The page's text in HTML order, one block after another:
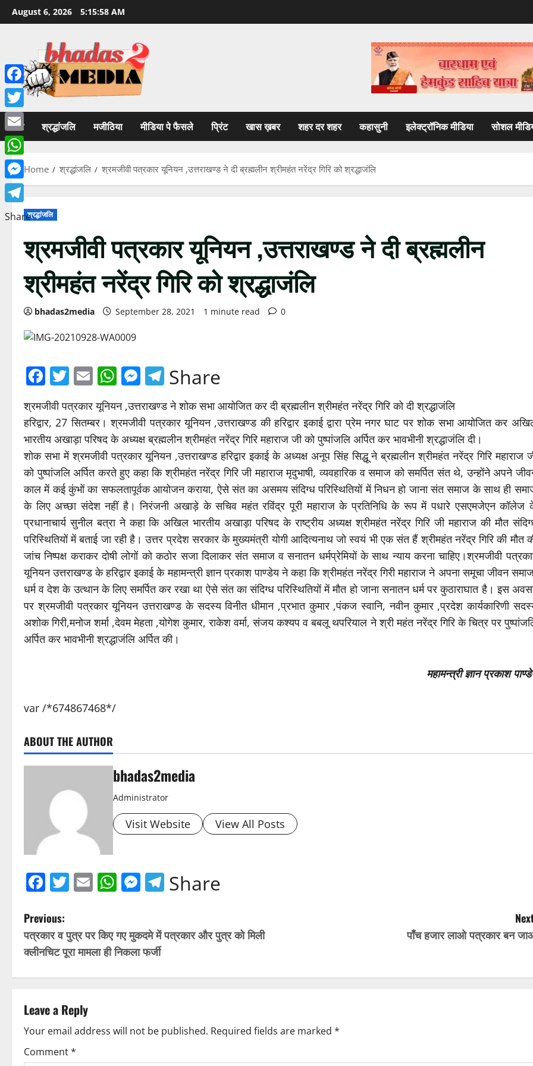
Skip
to
August 6, 2026 5:15:59 AM
होम श्रद्धांजलि मजीठिया मीडिया पे फैसले प्रिंट खास ख़बर शहर दर शहर कहासुनी इलेक्ट्रॉनिक मीडिया सोशल
Home श्रद्धांजलि श्रमजीवी पत्रकार यूनियन ,उत्तराखण्ड ने दी ब्रह्मलीन श्रीमहंत नरेंद्र गिरि को श्रद्धाजंलि
श्रद्धांजलि
श्रमजीवी पत्रकार यूनियन ,उत्तराखण्ड ने दी ब्रह्मलीन
श्रीमहंत नरेंद्र गिरि को श्रद्धाजंलि
bhadas2media September 28, 2021 1 minute read 0
Facebook
Twitter
EmailWhatsApp
Messenger
Telegram
Share
श्रमजीवी पत्रकार यूनियन ,उत्तराखण्ड ने शोक सभा आयोजित कर दी ब्रह्मलीन श्रीमहंत नरेंद्र गिरि को दी श्रद्धाजंलि
हरिद्वार, 27 सितम्बर। श्रमजीवी पत्रकार यूनियन ,उत्तराखण्ड की हरिद्वार इकाई द्वारा प्रेम नगर घाट पर शोक सभा आयोजित कर
भारतीय अखाड़ा परिषद के अध्यक्ष ब्रह्मलीन श्रीमहंत नरेंद्र गिरि महाराज जी को पुष्पांजलि अर्पित कर भावभीनी श्रद्धाजंलि दी।
शोक सभा में श्रमजीवी पत्रकार यूनियन ,उत्तराखण्ड हरिद्वार इकाई के अध्यक्ष अनूप सिंह सिद्धू ने ब्रह्मलीन श्रीमहंत नरेंद्र गिरि महाराज
को पुष्पांजलि अर्पित करते हुए कहा कि श्रीमहंत नरेंद्र गिरि जी महाराज मृदुभाषी, व्यवहारिक व समाज को समर्पित संत थे, उन्होंने अपने
काल में कई कुंभों का सफलतापूर्वक आयोजन कराया, ऐसे संत का असमय संदिग्ध परिस्थितियों में निधन हो जाना संत समाज के साथ ही
के लिए अच्छा संदेश नहीं है। निरंजनी अखाड़े के सचिव महंत रविंद्र पूरी महाराज के प्रतिनिधि के रूप में पधारे एसएमजेएन कॉलेज
प्रधानाचार्य सुनील बत्रा ने कहा कि अखिल भारतीय अखाड़ा परिषद के राष्ट्रीय अध्यक्ष श्रीमहंत नरेंद्र गिरि जी महाराज की मौत
परिस्थितियों में बताई जा रही है। उत्तर प्रदेश सरकार के मुख्यमंत्री योगी आदित्यनाथ जो स्वयं भी एक संत हैं श्रीमहंत नरेंद्र गिरि की मौत
जांच निष्पक्ष कराकर दोषी लोगों को कठोर सजा दिलाकर संत समाज व सनातन धर्मप्रेमियों के साथ न्याय करना चाहिए।श्रमजीवी
यूनियन उत्तराखण्ड के हरिद्वार इकाई के महामन्त्री ज्ञान प्रकाश पाण्डेय ने कहा कि श्रीमहंत नरेंद्र गिरी महाराज ने अपना समूचा जीवन
धर्म व देश के उत्थान के लिए समर्पित कर रखा था ऐसे संत का संदिग्ध परिस्थितियों में मौत हो जाना सनातन धर्म पर कुठाराघात है। इस
पर श्रमजीवी पत्रकार यूनियन उत्तराखण्ड के सदस्य विनीत धीमान ,प्रभात कुमार ,पंकज स्वानि, नवीन कुमार ,प्रदेश कार्यकारिणी
अशोक गिरी,मनोज शर्मा ,देवम मेहता ,योगेश कुमार, राकेश वर्मा, संजय कश्यप व बबलू थपरियाल ने श्री महंत नरेंद्र गिरि के चित्र पर
अर्पित कर भावभीनी श्रद्धाजंलि अर्पित की।
महामन्त्री ज्ञान प्रकाश
var /*674867468*/
ABOUT THE AUTHOR
bhadas2media
Administrator
Visit Website View All Posts
Facebook
Twitter
EmailWhatsApp
Messenger
Telegram
Share
P
o
s
n
a
Previous:
पत्रकार व पुत्र पर किए गए मुकदमे में पत्रकार और पुत्र को मिली
क्लीनचिट पूरा मामला ही निकला फर्जी
पाँच हजार लाओ पत्रकार बन
Leave a Reply
Your email address will not be published. Required fields are marked *
Comment*
Facebook
Twitter
Email
WhatsApp
Messenger
Telegram
Share